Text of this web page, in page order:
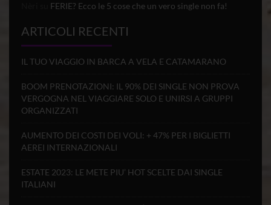
FERIE? Ecco le 5 cose che un vero single non fa!
ARTICOLI RECENTI
IL TUO VIAGGIO IN BARCA A VELA E CATAMARANO
BOOM PRENOTAZIONI: IL 90% DEI SINGLE NON PROVA
VERGOGNA NEL VIAGGIARE SOLO E UNIRSI A GRUPPI
ORGANIZZATI
AUMENTO DEI COSTI DEI VOLI: + 47% PER I BIGLIETTI
AEREI INTERNAZIONALI
ESTATE 2023: LE METE PIU’ HOT SCELTE DAI SINGLE
ITALIANI